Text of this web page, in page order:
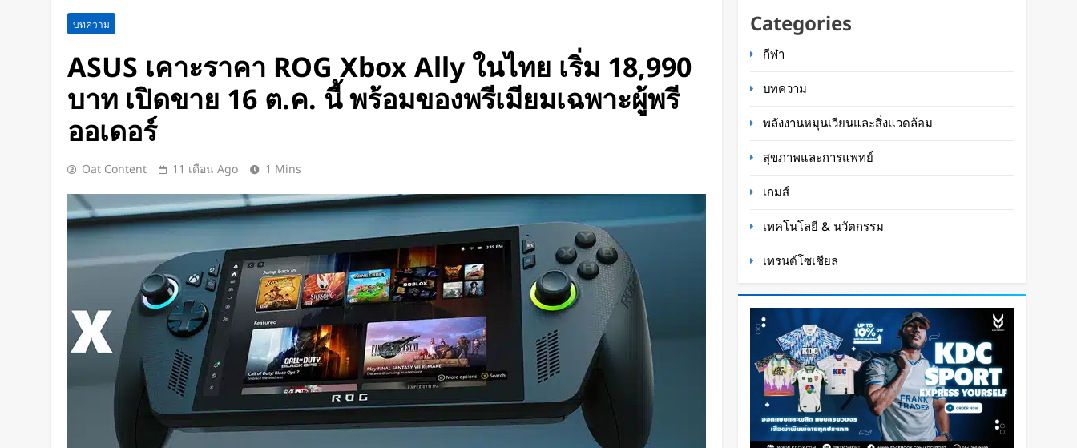
จีนเปิดตัว “xianglong” เครื่องขุดอุโมงค์ไฮบริด เจาะ-
ระเบิดหิน เครื่องแรกของโลก
พายุหมุนเขตร้อนล่วงหน้าได้สูงสุด 15 วัน
1 วัน Ago
ChatGPT ทะลุ 1 พันล้านผู้ใช้ต่อสัปดาห์ เร็วที่สุดใน
โลก AI
Xiaomi เปิดตัว SUV พร้อมพื้นที่นอนชั้นบน รองรับผู้
โดยสารได้ 7 ที่นั่ง
1 วัน Ago
นักวิจัย NUS CDE พัฒนา “ผิวอิเล็กทรอนิกส์” ที่รับรู้
การสัมผัสและซ่อมแซมตัวเองใต้น้ำได้
1 วัน Ago
K-18M โดรนรบฝีมือคนไทย ทดสอบบินสำเร็จครั้งแรก
2 วัน Ago
บทความ
ASUS เคาะราคา ROG Xbox Ally ในไทย เริ่ม 18,990
บาท เปิดขาย 16 ต.ค. นี้ พร้อมของพรีเมียมเฉพาะผู้พรี
ออเดอร์
Oat Content 11 เดือน Ago 1 Mins
Categories
กีฬา
บทความ
พลังงานหมุนเวียนและสิ่งแวดล้อม
สุขภาพและการแพทย์
เกมส์
เทคโนโลยี & นวัตกรรม
เทรนด์โซเชียล